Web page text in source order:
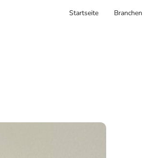
Startseite Branchen